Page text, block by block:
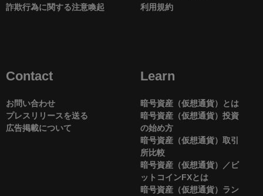
詐欺行為に関する注意喚起
利用規約
Contact
お問い合わせ
プレスリリースを送る
広告掲載について
Learn
暗号資産（仮想通貨）とは
暗号資産（仮想通貨）投資
の始め方
暗号資産（仮想通貨）取引
所比較
暗号資産（仮想通貨）／ビ
ットコインFXとは
暗号資産（仮想通貨）ラン